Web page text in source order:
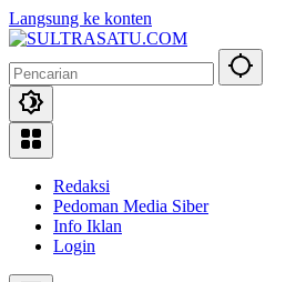
Langsung ke konten
Redaksi
Pedoman Media Siber
Info Iklan
Login